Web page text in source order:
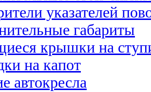
указателей
габариты
крышки на
на капот
автокресла